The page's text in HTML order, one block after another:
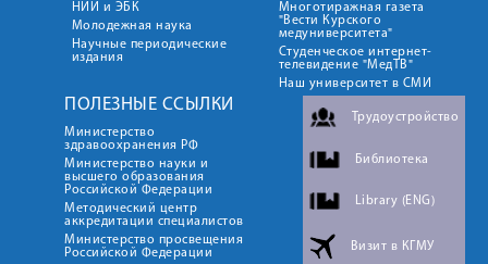
НИИ и ЭБК
Молодежная наука
Научные периодические
издания
Многотиражная газета
"Вести Курского
медуниверситета"
Студенческое интернет-
телевидение "МедТВ"
Наш университет в СМИ
ПОЛЕЗНЫЕ ССЫЛКИ
Министерство
здравоохранения РФ
Министерство науки и
высшего образования
Российской Федерации
Методический центр
аккредитации специалистов
Министерство просвещения
Российской Федерации
Трудоустройство
Библиотека
Library (ENG)
Визит в КГМУ